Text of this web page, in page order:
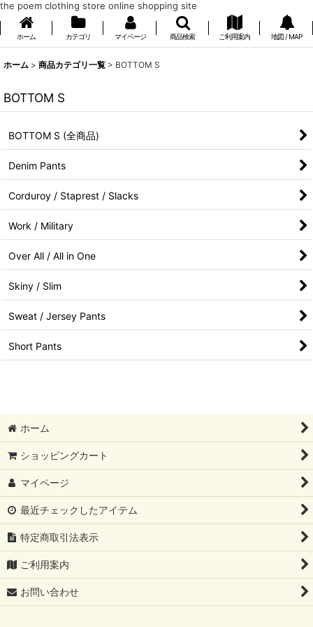
the poem clothing store online shopping site
ホーム カテゴリ マイページ 商品検索 ご利用案内 地図 / MAP
ホーム > 商品カテゴリ一覧 > BOTTOM S
BOTTOM S
BOTTOM S (全商品)
Denim Pants
Corduroy / Staprest / Slacks
Work / Military
Over All / All in One
Skiny / Slim
Sweat / Jersey Pants
Short Pants
ホーム
ショッピングカート
マイページ
最近チェックしたアイテム
特定商取引法表示
ご利用案内
お問い合わせ